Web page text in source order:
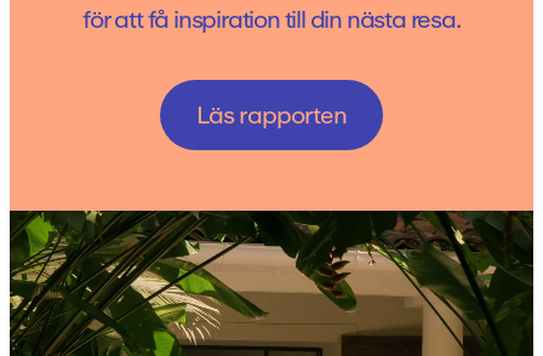
för att få inspiration till din nästa resa.
Läs rapporten